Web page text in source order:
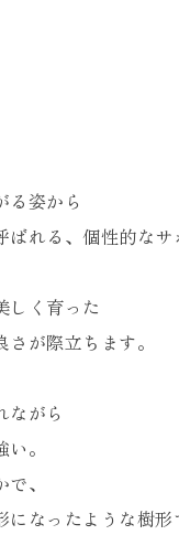
る姿から
ばれる、個性的なサ
しく育った
が際立ちます。
ながら
。
、
になったような樹形